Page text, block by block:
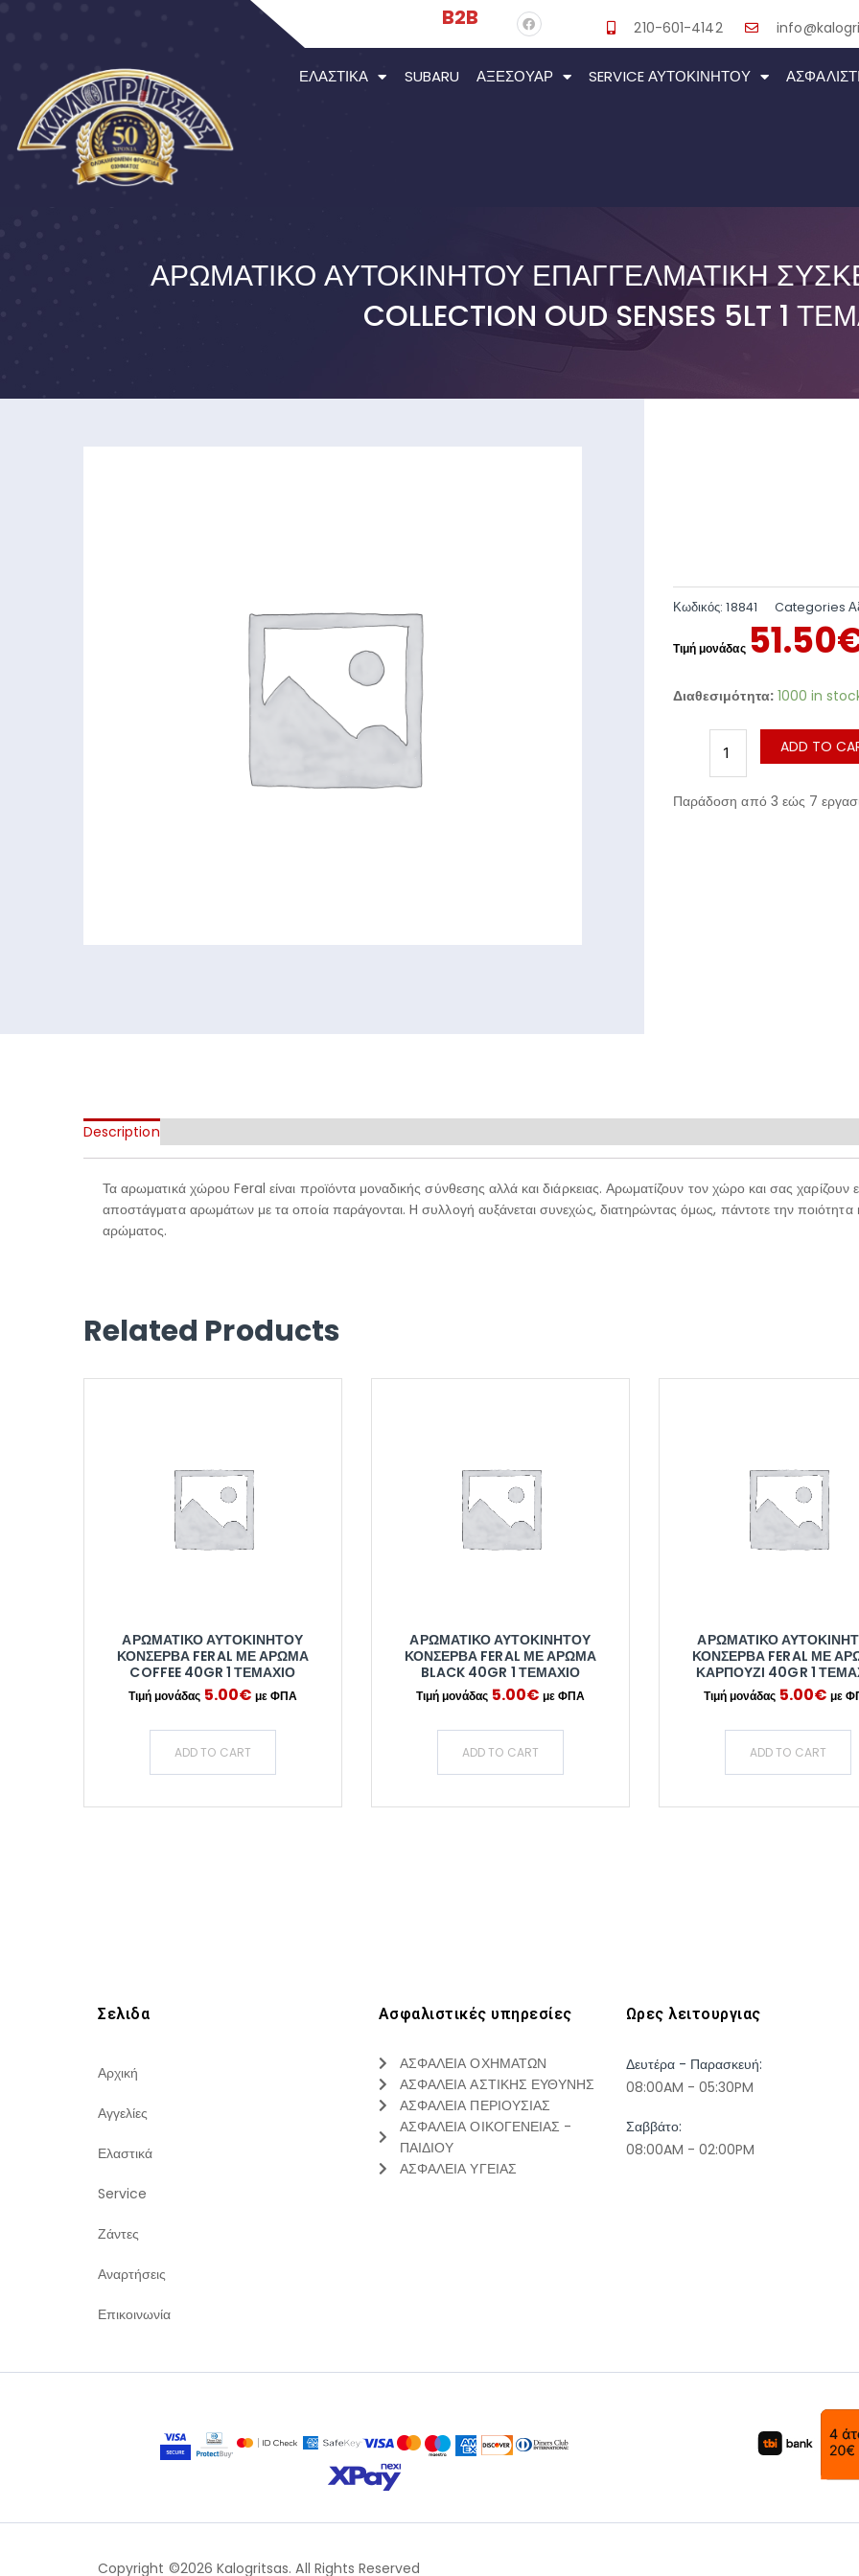
B2B 210-601-4142
ΕΛΑΣΤΙΚΆ SUBARU ΑΞΕΣΟΥΆΡ SERVICE ΑΥΤΟΚΙΝΉΤΟΥ
ΑΡΩΜΑΤΙΚΌ ΑΥΤΟΚΙΝΉΤΟΥ ΕΠΑΓΓΕΛΜΑΤΙΚΉ
COLLECTION OUD SENSES 5LT 1
Κωδικός:18841 Categories
51.50
Διαθεσιμότητα: 1000 in
ADD TO
Παράδοση από 3 εώς 7
Description
Τα αρωματικά χώρου Feral είναι προϊόντα μοναδικής σύνθεσης αλλά και διάρκειας. Αρωματίζουν τον χώρο και σας
αποστάγματα αρωμάτων με τα οποία παράγονται. H συλλογή αυξάνεται συνεχώς, διατηρώντας όμως, πάντοτε την ποιότητα
αρώματος.
Related Products
ΑΡΩΜΑΤΙΚΌ ΑΥΤΟΚΙΝΉΤΟΥ
ΚΟΝΣΈΡΒΑ FERAL ΜΕ ΆΡΩΜΑ
COFFEE 40GR 1 ΤΕΜΆΧΙΟ
5.00€
ADD TO CART
ΑΡΩΜΑΤΙΚΌ ΑΥΤΟΚΙΝΉΤΟΥ
ΚΟΝΣΈΡΒΑ FERAL ΜΕ ΆΡΩΜΑ
BLACK 40GR 1 ΤΕΜΆΧΙΟ
5.00€
ADD TO CART
ΑΡΩΜΑΤΙΚΌ
ΚΟΝΣΈΡΒΑ FERAL ΜΕ
ΚΑΡΠΟΎΖΙ 40GR 1
5.00€
ADD TO CART
Σελιδα
Αρχική
Αγγελίες
Ελαστικά
Service
Ζάντες
Αναρτήσεις
Επικοινωνία
Ασφαλιστικές υπηρεσίες
ΑΣΦΑΛΕΙΑ ΟΧΗΜΑΤΩΝ
ΑΣΦΑΛΕΙΑ ΑΣΤΙΚΗΣ ΕΥΘΥΝΗΣ
ΑΣΦΑΛΕΙΑ ΠΕΡΙΟΥΣΙΑΣ
ΑΣΦΑΛΕΙΑ ΟΙΚΟΓΕΝΕΙΑΣ -
ΠΑΙΔΙΟΥ
ΑΣΦΑΛΕΙΑ ΥΓΕΙΑΣ
Ωρες λειτουργιας
Δευτέρα - Παρασκευή:
08:00AM - 05:30PM
Σαββάτο:
08:00AM - 02:00PM
Copyright ©2026 Kalogritsas. All Rights Reserved